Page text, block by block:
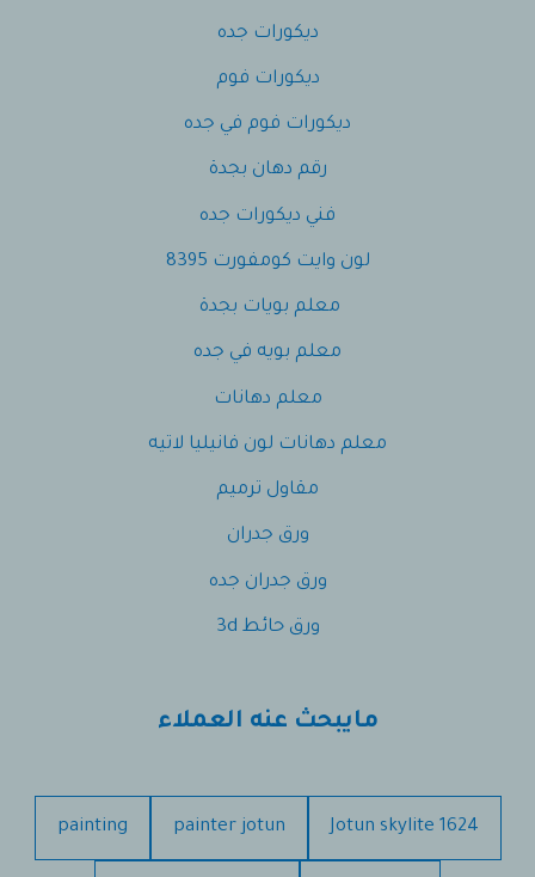
ديكورات جده
ديكورات فوم
ديكورات فوم في جده
رقم دهان بجدة
فني ديكورات جده
لون وايت كومفورت 8395
معلم بويات بجدة
معلم بويه في جده
معلم دهانات
معلم دهانات لون فانيليا لاتيه
مقاول ترميم
ورق جدران
ورق جدران جده
ورق حائط 3d
مايبحث عنه العملاء
Jotun skylite 1624
painter jotun
painting